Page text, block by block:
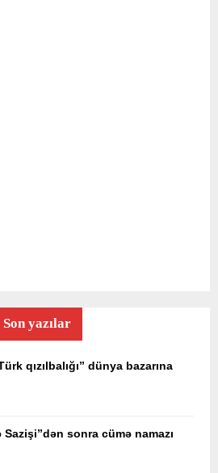
Son yazılar
qızılbalığı” dünya bazarına
sonra cümə namazı